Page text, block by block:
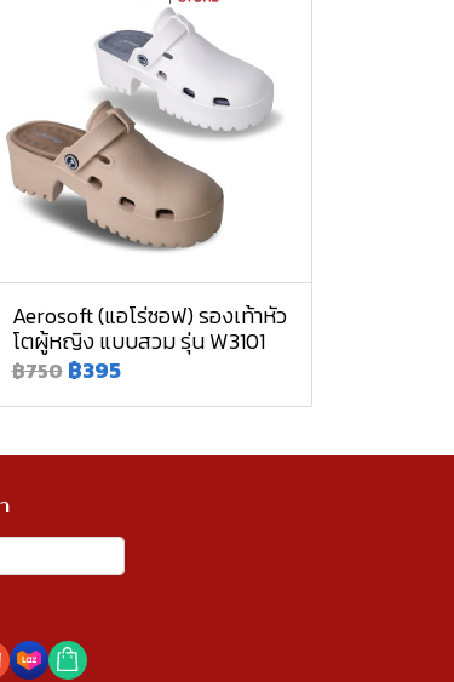
Aerosoft (แอโร่ซอฟ) รองเท้าหัว
โตผู้หญิง แบบสวม รุ่น W3101
฿750 ฿395